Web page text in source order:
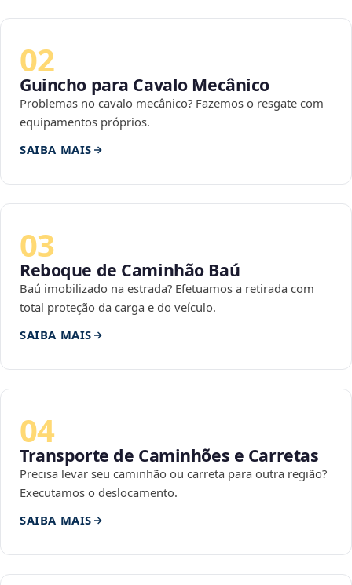
02
Guincho para Cavalo Mecânico
Problemas no cavalo mecânico? Fazemos o resgate com
equipamentos próprios.
SAIBA MAIS
03
Reboque de Caminhão Baú
Baú imobilizado na estrada? Efetuamos a retirada com
total proteção da carga e do veículo.
SAIBA MAIS
04
Transporte de Caminhões e Carretas
Precisa levar seu caminhão ou carreta para outra região?
Executamos o deslocamento.
SAIBA MAIS